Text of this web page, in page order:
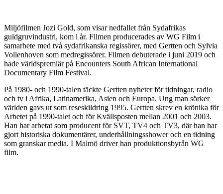
Miljöfilmen Jozi Gold, som visar nedfallet från Sydafrikas
guldgruvindustri, kom i år. Filmen producerades av WG Film i
samarbete med två sydafrikanska regissörer, med Gertten och Sylvia
Vollenhoven som medregissörer. Filmen debuterade i juni 2019 och
hade världspremiär på Encounters South African International
Documentary Film Festival.
På 1980- och 1990-talen täckte Gertten nyheter för tidningar, radio
och tv i Afrika, Latinamerika, Asien och Europa. Ung man sörker
världen gavs ut som reseskildring 1995. Gertten skrev en krönika för
Arbetet på 1990-talet och för Kvällsposten mellan 2001 och 2003.
Han har arbetat som producent för SVT, TV4 och TV3, där han har
gjort historiska dokumentärer, underhållningsshower och en tidning
som granskar media. I Malmö driver han produktionsbyrån WG
film.